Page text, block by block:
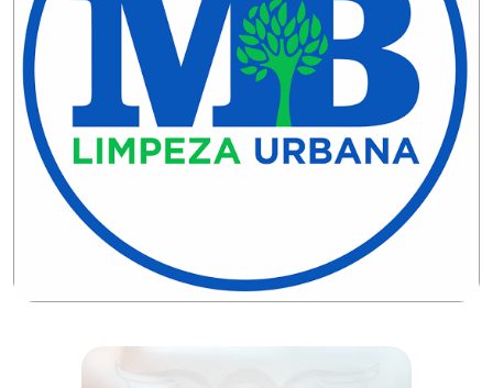
DE
NATAL
CÂMARA
FEDERAL
CÂMARA
MUNICIPAL
DE